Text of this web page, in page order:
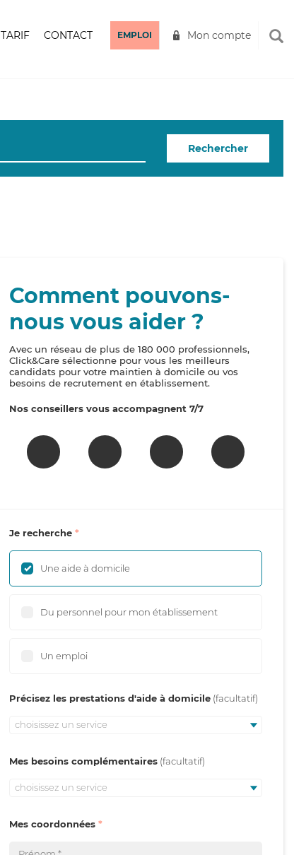
TARIF CONTACT EMPLOI Mon compte
Rechercher
Comment pouvons-
nous vous aider ?
Avec un réseau de plus de 180 000 professionnels,
Click&Care sélectionne pour vous les meilleurs
candidats pour votre maintien à domicile ou vos
besoins de recrutement en établissement.
Nos conseillers vous accompagnent 7/7
Je recherche
Une aide à domicile
Du personnel pour mon établissement
Un emploi
Précisez les prestations d'aide à domicile
choisissez un service
Mes besoins complémentaires
choisissez un service
Mes coordonnées